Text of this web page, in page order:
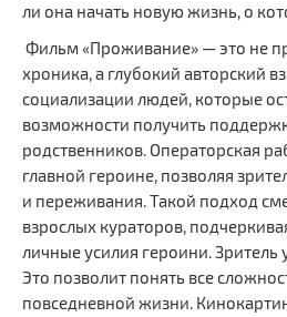
Главная
ли она начать новую жизнь, о
Фильм «Проживание» — это не
хроника, а глубокий авторский
социализации людей, которые
возможности получить
родственников. Операторская
главной героине, позволяя
и переживания. Такой подход
взрослых кураторов,
личные усилия героини. Зритель
Это позволит понять все
повседневной жизни.